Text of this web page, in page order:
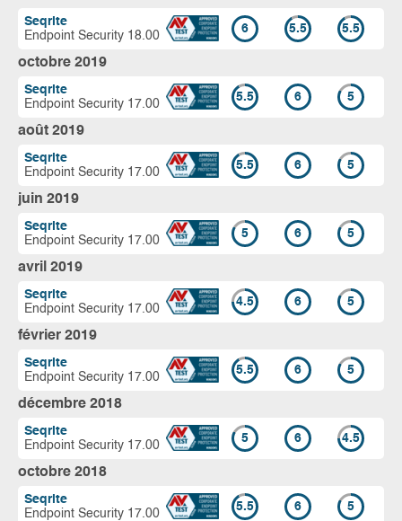
Seqrite
Endpoint Security 18.00
6 5.5 5.5
octobre 2019
Seqrite
Endpoint Security 17.00
5.5 6 5
août 2019
Seqrite
Endpoint Security 17.00
5.5 6 5
juin 2019
Seqrite
Endpoint Security 17.00
5 6 5
avril 2019
Seqrite
Endpoint Security 17.00
4.5 6 5
février 2019
Seqrite
Endpoint Security 17.00
5.5 6 5
décembre 2018
Seqrite
Endpoint Security 17.00
5 6 4.5
octobre 2018
Seqrite
Endpoint Security 17.00
5.5 6 5